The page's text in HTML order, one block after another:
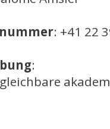
: +41 22
: